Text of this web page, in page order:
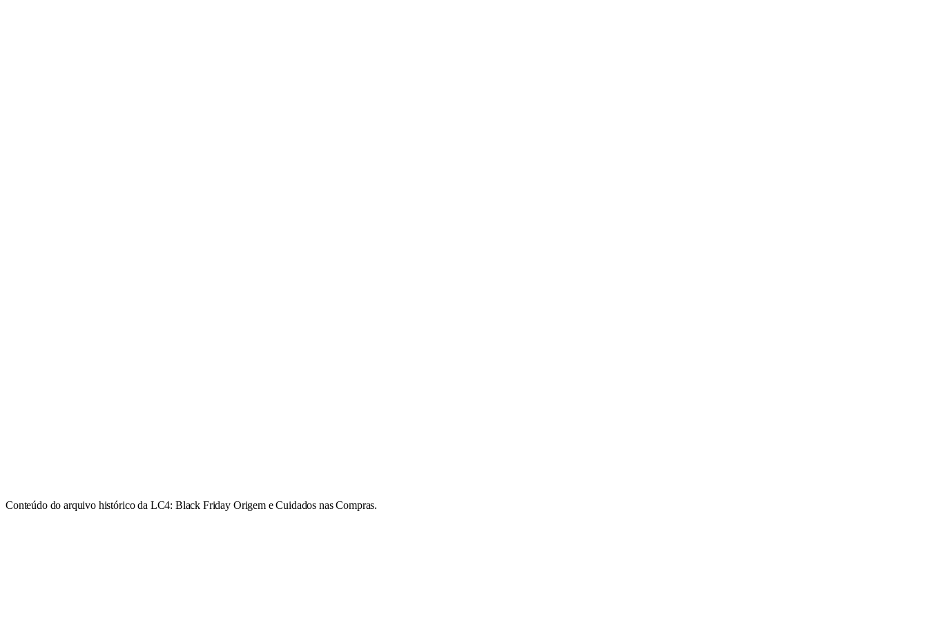
Conteúdo do arquivo histórico da LC4: Black Friday Origem e Cuidados nas Compras.